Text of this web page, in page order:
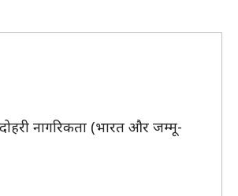
नागरिकता (भारत और जम्मू-